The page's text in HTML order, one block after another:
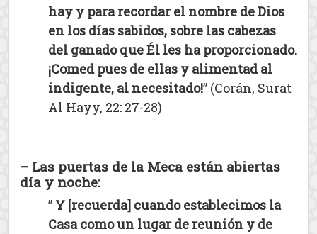
hay y para recordar el nombre de Dios
en los días sabidos, sobre las cabezas
del ganado que Él les ha proporcionado.
¡Comed pues de ellas y alimentad al
indigente, al necesitado!” (Corán, Surat
Al Hayy, 22: 27-28)
– Las puertas de la Meca están abiertas
día y noche:
” Y [recuerda] cuando establecimos la
Casa como un lugar de reunión y de